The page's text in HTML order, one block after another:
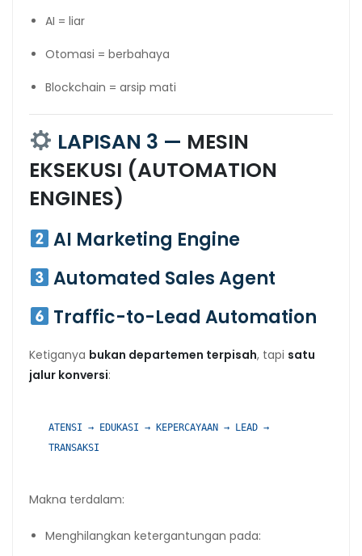
AI = liar
Otomasi = berbahaya
Blockchain = arsip mati
LAPISAN 3 — MESIN
EKSEKUSI (AUTOMATION
ENGINES)
AI Marketing Engine
Automated Sales Agent
Traffic-to-Lead Automation
Ketiganya bukan departemen terpisah, tapi satu
jalur konversi:
ATENSI → EDUKASI → KEPERCAYAAN → LEAD →
TRANSAKSI
Makna terdalam:
Menghilangkan ketergantungan pada: